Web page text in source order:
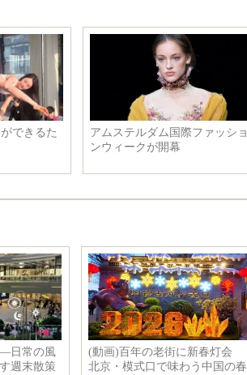
できるた
アムステルダム国際ファッショ
ンウィークが開幕